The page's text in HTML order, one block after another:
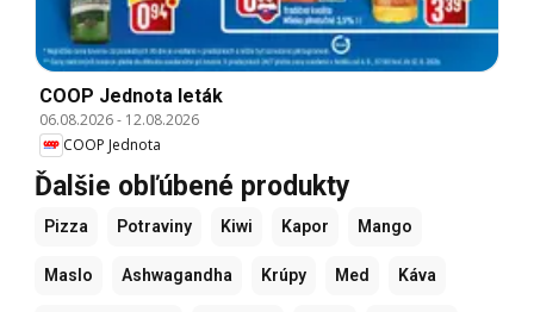
COOP Jednota leták
06.08.2026- 12.08.2026
COOP Jednota
Ďalšie obľúbené produkty
Pizza Potraviny Kiwi Kapor Mango
Maslo Ashwagandha Krúpy Med Káva